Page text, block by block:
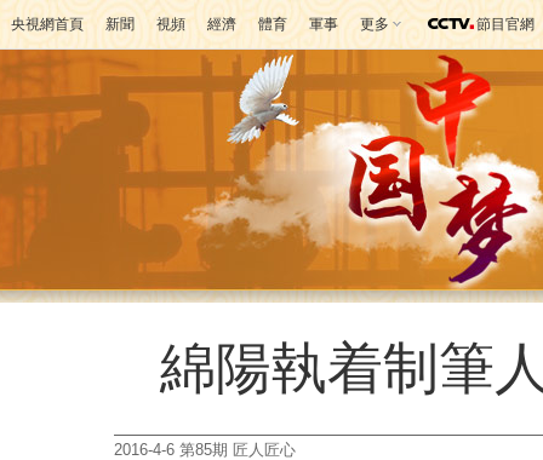
央視網首頁 新聞 視頻 經濟 體育 軍事 更多 節目官網
綿陽執着制筆
2016-4-6 第85期 匠人匠心